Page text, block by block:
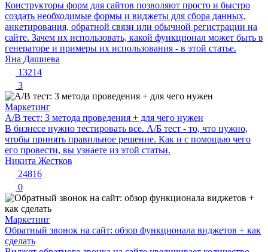
Конструкторы форм для сайтов позволяют просто и быстро
создать необходимые формы и виджеты для сбора данных,
анкетирования, обратной связи или обычной регистрации на
сайте. Зачем их использовать, какой функционал может быть в
генераторе и примеры их использования - в этой статье.
Яна Дашиева
13214
3
Маркетинг
A/B тест: 3 метода проведения + для чего нужен
В бизнесе нужно тестировать все. А/Б тест - то, что нужно,
чтобы принять правильное решение. Как и с помощью чего
его провести, вы узнаете из этой статьи.
Никита Жестков
24816
0
Маркетинг
Обратный звонок на сайт: обзор функционала виджетов + как
сделать